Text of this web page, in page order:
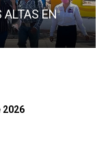
ALTAS EN
2026